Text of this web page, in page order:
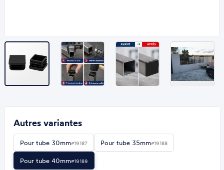
Autres variantes
Pour tube 30mm#19187 Pour tube 35mm#19188
Pour tube 40mm#19189